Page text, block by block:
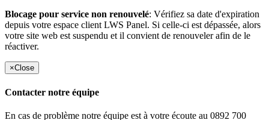
Blocage pour service non renouvelé: Vérifiez sa date d'expiration
depuis votre espace client LWS Panel. Si celle-ci est dépassée, alors
votre site web est suspendu et il convient de renouveler afin de le
réactiver.
×Close
Contacter notre équipe
En cas de problème notre équipe est à votre écoute au 0892 700